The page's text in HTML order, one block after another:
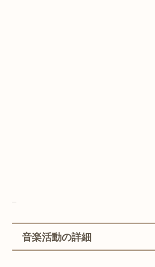
–
音楽活動の詳細